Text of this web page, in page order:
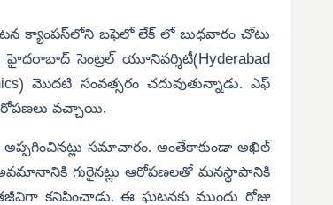
ఘటన క్యాంపస్‌లోని బఫెలో లేక్ లో బుధవారం చోటు
హైదరాబాద్ సెంట్రల్ యూనివర్శిటీ(Hyderabad
మొదటి సంవత్సరం చదువుతున్నాడు. ఎఫ్
వచ్చాయి.
సమాచారం. అంతేకాకుండా అఖిల్
గురైనట్లు ఆరోపణలతో మనస్థాపానికి
కనిపించాడు. ఈ ఘటనకు ముందు రోజు